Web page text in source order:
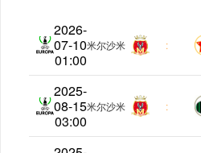
2026-
07-10
01:00
欧协联
米尔沙米 :
2025-
08-15
03:00
欧协联
米尔沙米 :